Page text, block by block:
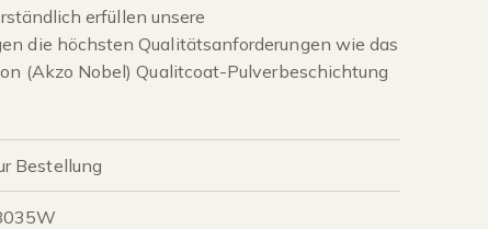
erfüllen unsere
die höchsten Qualitätsanforderungen wie das
(Akzo Nobel) Qualitcoat-Pulverbeschichtung
Bestellung